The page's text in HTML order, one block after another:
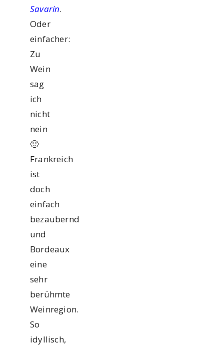
Savarin.
Oder
einfacher:
Zu
Wein
sag
ich
nicht
nein
🙂
Frankreich
ist
doch
einfach
bezaubernd
und
Bordeaux
eine
sehr
berühmte
Weinregion.
So
idyllisch,